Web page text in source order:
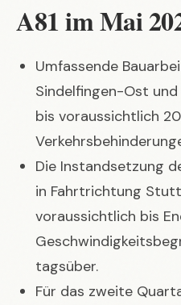
A81 im Mai
Umfassende
Sindelfingen-Ost
bis voraussichtlich
Die Instandsetzung
in Fahrtrichtung
voraussichtlich bis
tagsüber.
Für das zweite